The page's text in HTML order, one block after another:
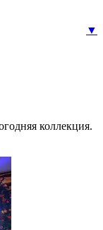
▼
коллекция.